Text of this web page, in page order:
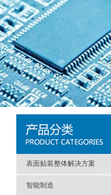
表面贴装整体解决方案
智能制造